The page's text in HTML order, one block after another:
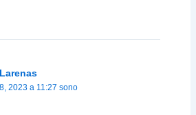
2023 a 11:27 sono